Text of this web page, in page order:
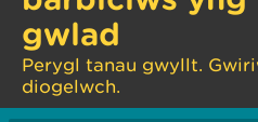
gwlad
Perygl tanau gwyllt.
diogelwch.